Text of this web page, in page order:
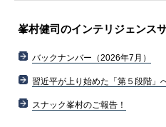
峯村健司のインテリジェンス
バックナンバー（2026年7月）
習近平が上り始めた「第５段階」
スナック峯村のご報告！